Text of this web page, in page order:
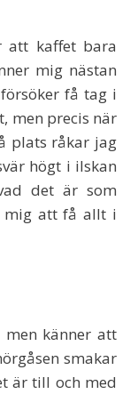
att kaffet bara
mig nästan
få tag i
men precis när
plats råkar jag
högt i ilskan
det är som
mig att få allt i
men känner att
smakar
är till och med